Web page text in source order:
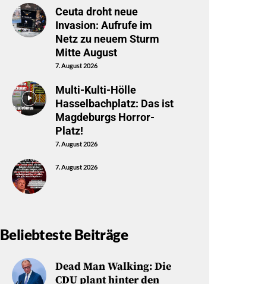
Ceuta droht neue
Invasion: Aufrufe im
Netz zu neuem Sturm
Mitte August
7. August 2026
Multi-Kulti-Hölle
Hasselbachplatz: Das ist
Magdeburgs Horror-
Platz!
7. August 2026
7. August 2026
Beliebteste Beiträge
Dead Man Walking: Die
CDU plant hinter den